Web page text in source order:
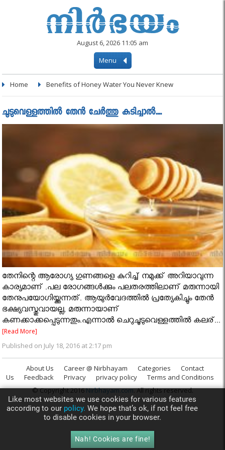
August 6, 2026 11:05 am
Menu
Home Benefits of Honey Water You Never Knew
ചൂടുവെള്ളത്തില്‍ തേന്‍ ചേര്‍ത്തു കുടിച്ചാല്‍....
തേനിന്റെ ആരോഗ്യ ഗുണങ്ങളെ കുറിച്ച് നമുക്ക് അറിയാവുന്ന
കാര്യമാണ് .പല രോഗങ്ങള്‍ക്കും പലതരത്തിലാണ് മരുന്നായി
തേനുപയോഗിയ്ക്കുന്നത്. ആയുര്‍വേദത്തില്‍ പ്രത്യേകിച്ചും തേന്‍
ഭക്ഷ്യവസ്തുവായല്ല, മരുന്നായാണ്
കണക്കാക്കപ്പെടുന്നതും.എന്നാൽ ചെറുചൂടുവെള്ളത്തില്‍ കലര്...
[Read More]
Published on July 18, 2016 at 2:17 pm
About Us Career @ Nirbhayam Categories
Contact
Us
Feedback Privacy privacy policy
Terms and Conditions
© Copyright 2016Nirbhayam.com. All rights reserved.
Like most websites we use cookies for various features
according to our policy. We hope that’s ok, if not feel free
to disable cookies in your browser.
Nah! Cookies are fine!